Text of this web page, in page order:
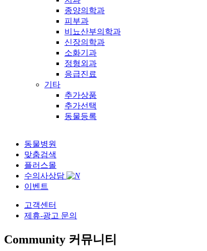
종양의학과
피부과
비뇨산부의학과
신장의학과
소화기과
정형외과
응급진료
기타
추가상품
추가선택
동물등록
동물병원
맞춤검색
플러스몰
수의사상담
이벤트
고객센터
제휴-광고 문의
Community 커뮤니티